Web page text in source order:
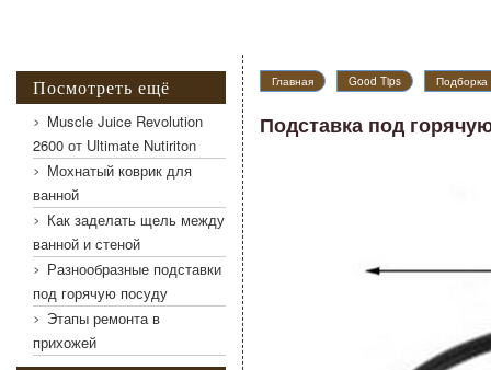
Главная Good Tips Подборка
Подставка под
Подставка под горячую посуду чугунная
Посмотреть ещё
Muscle Juice Revolution
2600 от Ultimate Nutiriton
Мохнатый коврик для
ванной
Как заделать щель между
ванной и стеной
Разнообразные подставки
под горячую посуду
Этапы ремонта в
прихожей